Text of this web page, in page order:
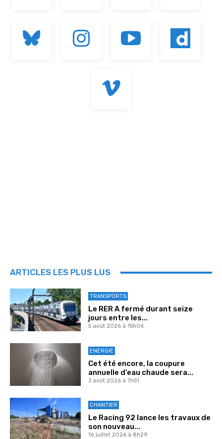
ARTICLES LES PLUS LUS
TRANSPORTS
Le RER A fermé durant seize
jours entre les...
5 août 2026 à 15h06
ENERGIE
Cet été encore, la coupure
annuelle d’eau chaude sera...
3 août 2026 à 7h51
CHANTIER
Le Racing 92 lance les travaux de
son nouveau...
16 juillet 2026 à 8h29